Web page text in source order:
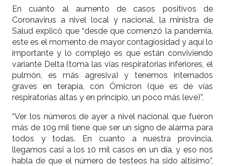
En cuanto al aumento de casos positivos de
Coronavirus a nivel local y nacional, la ministra de
Salud explicó que “desde que comenzó la pandemia,
este es el momento de mayor contagiosidad y aquí lo
importante y lo complejo es que están conviviendo
variante Delta (toma las vías respiratorias inferiores, el
pulmón, es más agresiva) y tenemos internados
graves en terapia, con Ómicron (que es de vías
respiratorias altas y en principio, un poco más leve)”.
“Ver los números de ayer a nivel nacional que fueron
más de 109 mil tiene que ser un signo de alarma para
todos y todas. En cuanto a nuestra provincia,
llegamos casi a los 10 mil casos en un día, y eso nos
habla de que el número de testeos ha sido altísimo”,